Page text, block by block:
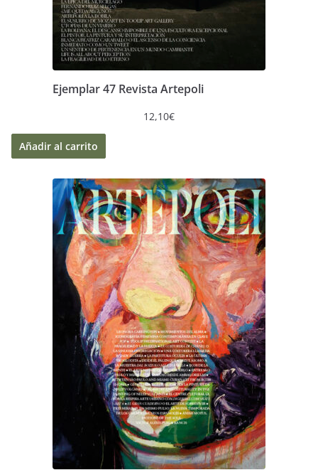
Ejemplar 47 Revista Artepoli
12,10€
Añadir al carrito